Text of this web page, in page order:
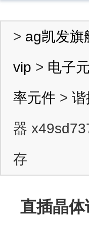
> ag凯发旗
vip > 电子
率元件 > 谐
器
存
直插晶